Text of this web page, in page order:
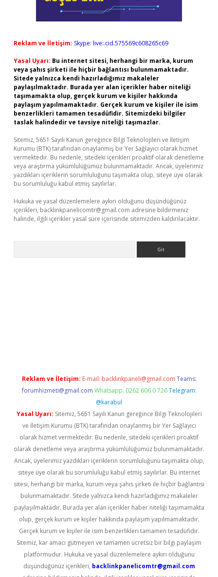
Reklam ve İletişim: Skype: live:.cid.575569c608265c69
Yasal Uyarı: Bu internet sitesi, herhangi bir marka, kurum
veya şahıs şirketi ile hiçbir bağlantısı bulunmamaktadır.
Sitede yalnızca kendi hazırladığımız makaleler
paylaşılmaktadır. Burada yer alan içerikler haber niteliği
taşımamakta olup, gerçek kurum ve kişiler hakkında
paylaşım yapılmamaktadır. Gerçek kurum ve kişiler ile isim
benzerlikleri tamamen tesadüfidir. Sitemizdeki bilgiler
taslak halindedir ve tavsiye niteliği taşımazlar.
Sitemiz, 5651 Sayılı Kanun gereğince Bilgi Teknolojileri ve İletişim
Kurumu (BTK) tarafından onaylanmış bir Yer Sağlayıcı olarak hizmet
vermektedir. Bu nedenle, sitedeki içerikleri proaktif olarak denetleme
veya araştırma yükümlülüğümüz bulunmamaktadır. Ancak, üyelerimiz
yazdıkları içeriklerin sorumluluğunu taşımakta olup, siteye üye olarak
bu sorumluluğu kabul etmiş sayılırlar.
Hukuka ve yasal düzenlemelere aykırı olduğunu düşündüğünüz
içerikleri, backlinkpanelicomtr@gmail.com adresine bildirmeniz
halinde, ilgili içerikler yasal süre içerisinde sitemizden kaldırılacaktır.
Reklam ve İletişim: E-mail: backlinkpaneli@gmail.com Teams:
forumhizmeti@gmail.com Whatsapp: 0262 606 0 726 Telegram:
@karabul
Yasal Uyarı: Sitemiz, 5651 Sayılı Kanun gereğince Bilgi Teknolojileri
ve İletişim Kurumu (BTK) tarafından onaylanmış bir Yer Sağlayıcı
olarak hizmet vermektedir. Bu nedenle, sitedeki içerikleri proaktif
olarak denetleme veya araştırma yükümlülüğümüz bulunmamaktadır.
Ancak, üyelerimiz yazdıkları içeriklerin sorumluluğunu taşımakta olup,
siteye üye olarak bu sorumluluğu kabul etmiş sayılırlar. Bu internet
sitesi, herhangi bir marka, kurum veya şahıs şirketi ile hiçbir bağlantısı
bulunmamaktadır. Sitede yalnızca kendi hazırladığımız makaleler
paylaşılmaktadır. Burada yer alan içerikler haber niteliği taşımamakta
olup, gerçek kurum ve kişiler hakkında paylaşım yapılmamaktadır.
Gerçek kurum ve kişiler ile isim benzerlikleri tamamen tesadüfidir.
Sitemiz, kar amacı gütmeyen ve tamamen ücretsiz bir bilgi paylaşım
platformudur. Hukuka ve yasal düzenlemelere aykırı olduğunu
düşündüğünüz içerikleri, backlinkpanelicomtr@gmail.com